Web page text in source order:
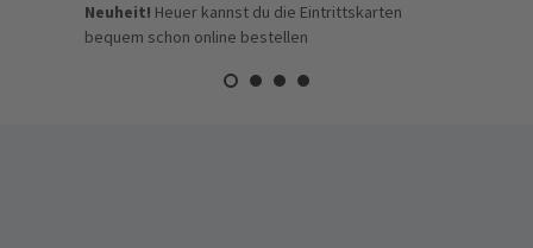
Neuheit! Heuer kannst du die Eintrittskarten
bequem schon online bestellen